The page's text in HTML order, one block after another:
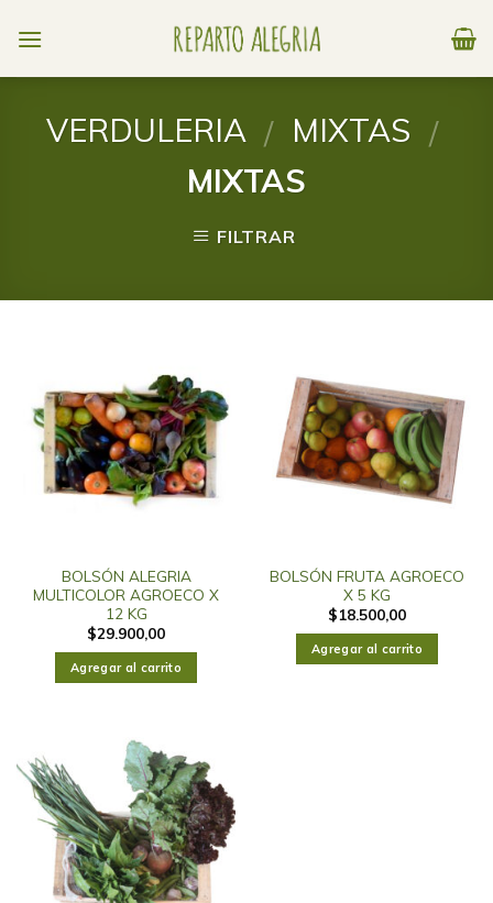
VERDULERIA / MIXTAS /
MIXTAS
FILTRAR
BOLSÓN ALEGRIA
MULTICOLOR AGROECO X
12 KG
$29.900,00
Agregar al carrito
BOLSÓN FRUTA AGROECO
X 5 KG
$18.500,00
Agregar al carrito